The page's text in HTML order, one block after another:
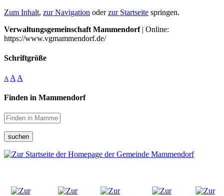
Zum Inhalt, zur Navigation oderzur Startseite springen.
Verwaltungsgemeinschaft Mammendorf| Online:
https://www.vgmammendorf.de/
Schriftgröße
A A A
Finden in Mammendorf
suchen